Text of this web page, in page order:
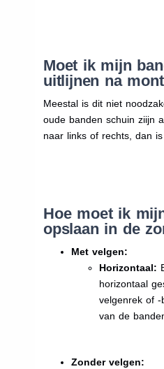
Moet ik mijn
uitlijnen na
Meestal is dit niet
oude banden schuin ziijn
naar links of rechts, dan
Hoe moet ik
opslaan in de
Met velgen:
Horizontaal:
horizontaal
velgenrek of -
van de
Zonder velgen: